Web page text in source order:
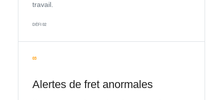
travail.
DÉFI 02
03
Alertes de fret anormales